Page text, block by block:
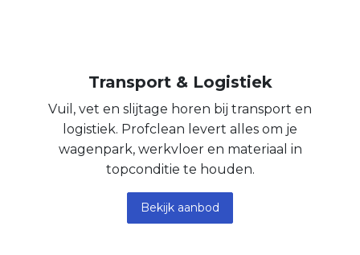
Transport & Logistiek
Vuil, vet en slijtage horen bij transport en
logistiek. Profclean levert alles om je
wagenpark, werkvloer en materiaal in
topconditie te houden.
Bekijk aanbod